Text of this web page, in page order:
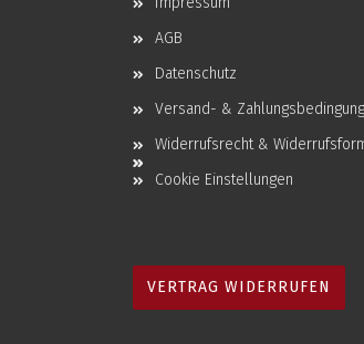
AGB
Datenschutz
Versand- &
Widerrufsrecht &
Cookie Einstellungen
VERTRAG WIDERRUFEN